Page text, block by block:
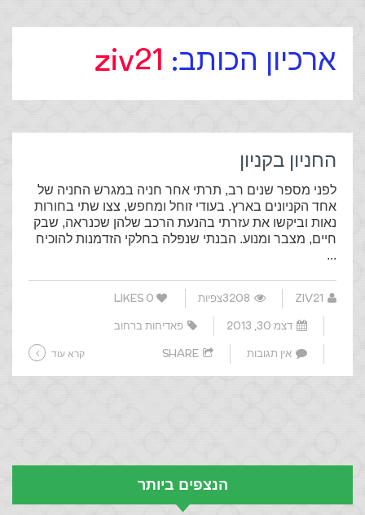
ארכיון הכותב: ziv21
החניון בקניון
לפני מספר שנים רב, תרתי אחר חניה במגרש החניה של
אחד הקניונים בארץ. בעודי זוחל ומחפש, צצו שתי בחורות
נאות וביקשו את עזרתי בהנעת הרכב שלהן שכנראה, שבק
חיים, מצבר ומנוע. הבנתי שנפלה בחלקי הזדמנות להוכיח
...
ZIV21 3208צפיות 0
LIKES
דצמ 30, 2013
פאדיחות ברחוב
אין תגובות
SHARE קרא עוד
הנצפים ביותר